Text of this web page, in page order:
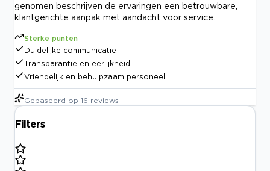
genomen beschrijven de ervaringen een betrouwbare,
klantgerichte aanpak met aandacht voor service.
Sterke punten
Duidelijke communicatie
Transparantie en eerlijkheid
Vriendelijk en behulpzaam personeel
Gebaseerd op 16 reviews
Filters